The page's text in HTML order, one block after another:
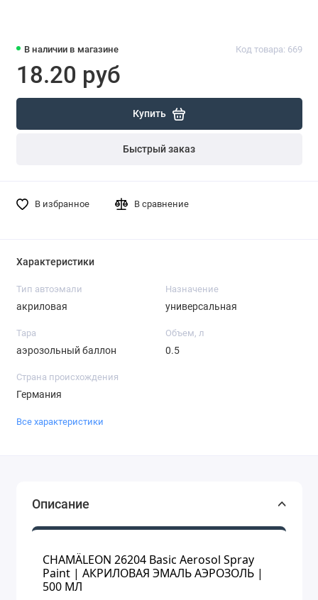
В наличии в магазине Код товара: 669
18.20 руб
Купить
Быстрый заказ
В избранное В сравнение
Характеристики
Тип автоэмали
акриловая
Назначение
универсальная
Тара
аэрозольный баллон
Объем, л
0.5
Страна происхождения
Германия
Все характеристики
Описание
CHAMÄLEON 26204 Basic Aerosol Spray
Paint | АКРИЛОВАЯ ЭМАЛЬ АЭРОЗОЛЬ |
500 МЛ